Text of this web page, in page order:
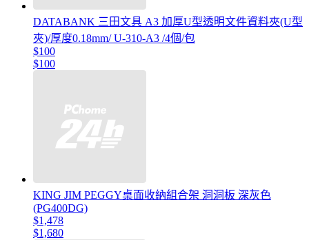
DATABANK 三田文具 A3 加厚U型透明文件資料夾(U型
夾)/厚度0.18mm/ U-310-A3 /4個/包
$100
$100
KING JIM PEGGY桌面收納組合架 洞洞板 深灰色
(PG400DG)
$1,478
$1,680